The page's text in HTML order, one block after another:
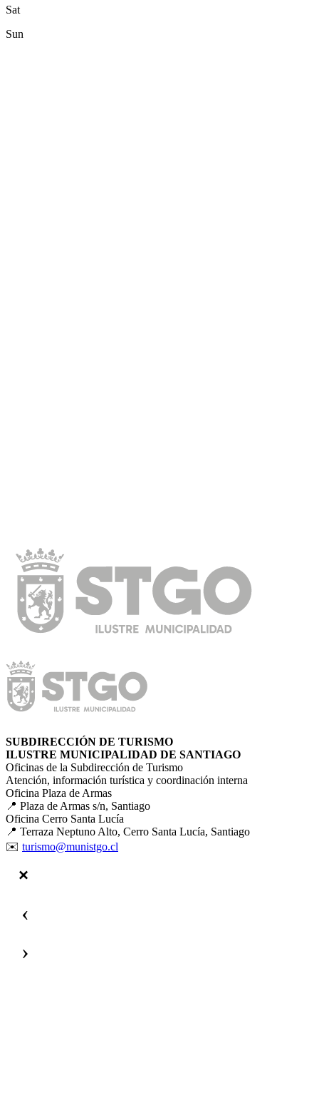
Sat
Sun
SUBDIRECCIÓN DE TURISMO
ILUSTRE MUNICIPALIDAD DE SANTIAGO
Oficinas de la Subdirección de Turismo
Atención, información turística y coordinación interna
Oficina Plaza de Armas
📍 Plaza de Armas s/n, Santiago
Oficina Cerro Santa Lucía
📍 Terraza Neptuno Alto, Cerro Santa Lucía, Santiago
✉️ turismo@munistgo.cl
‹
›